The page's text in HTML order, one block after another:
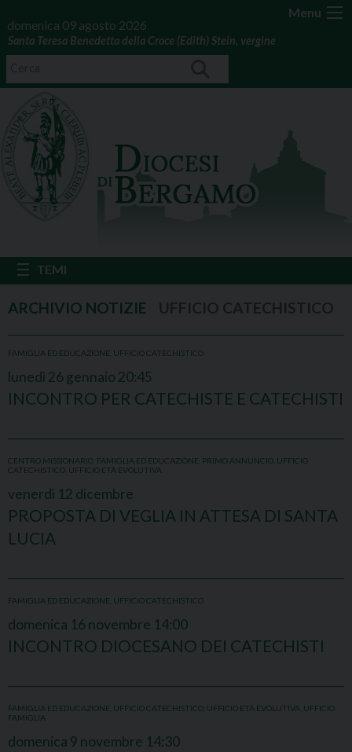
Menu
domenica 09 agosto 2026
Santa Teresa Benedetta della Croce (Edith) Stein, vergine
FAMIGLIA ED EDUCAZIONE UFFICIO CATECHISTICO
lunedì 26 gennaio 20:45
INCONTRO PER CATECHISTE E CATECHISTI
CENTRO MISSIONARIO FAMIGLIA ED EDUCAZIONE PRIMO ANNUNCIO UFFICIO
CATECHISTICO UFFICIO ETÀ EVOLUTIVA
venerdì 12 dicembre
PROPOSTA DI VEGLIA IN ATTESA DI SANTA
LUCIA
FAMIGLIA ED EDUCAZIONE UFFICIO CATECHISTICO
domenica 16 novembre 14:00
INCONTRO DIOCESANO DEI CATECHISTI
FAMIGLIA ED EDUCAZIONE UFFICIO CATECHISTICO UFFICIO ETÀ EVOLUTIVA UFFICIO
FAMIGLIA
domenica 9 novembre 14:30